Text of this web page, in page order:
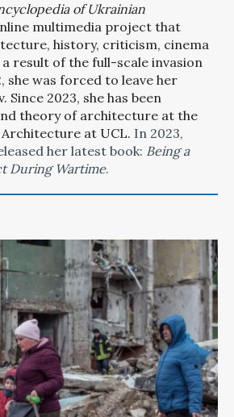
of Ukrainian
multimedia project that
history, criticism, cinema
a result of the full-scale invasion
she was forced to leave her
Since 2023, she has been
theory of architecture at the
at UCL. In 2023,
her latest book: Being a
During Wartime.